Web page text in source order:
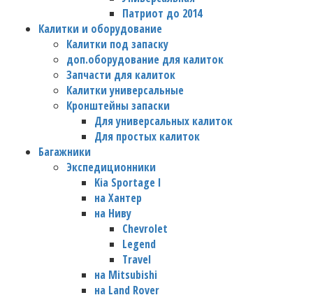
Патриот до 2014
Калитки и оборудование
Калитки под запаску
доп.оборудование для калиток
Запчасти для калиток
Калитки универсальные
Кронштейны запаски
Для универсальных калиток
Для простых калиток
Багажники
Экспедиционники
Kia Sportage I
на Хантер
на Ниву
Chevrolet
Legend
Travel
на Mitsubishi
на Land Rover